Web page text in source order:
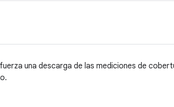
una descarga de las mediciones de